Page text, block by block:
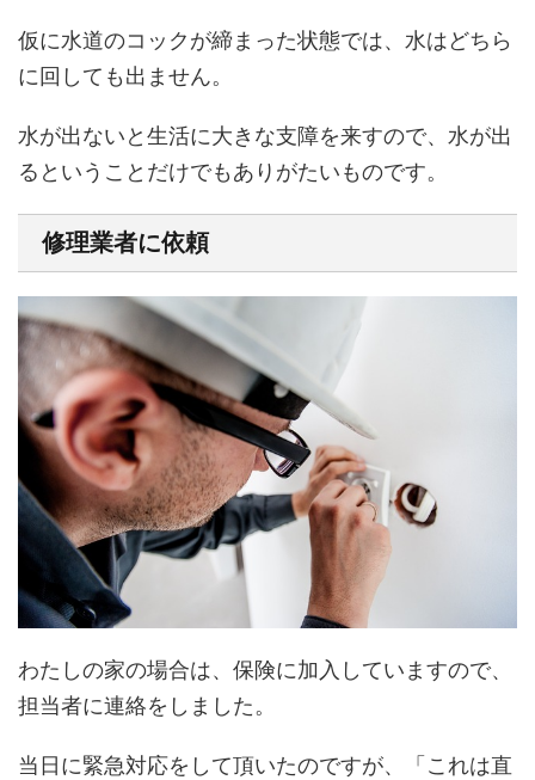
仮に水道のコックが締まった状態では、水はどちら
に回しても出ません。
水が出ないと生活に大きな支障を来すので、水が出
るということだけでもありがたいものです。
修理業者に依頼
わたしの家の場合は、保険に加入していますので、
担当者に連絡をしました。
当日に緊急対応をして頂いたのですが、「これは直